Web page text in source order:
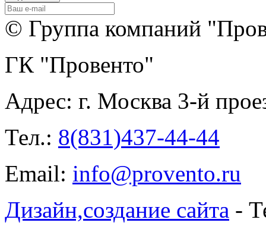
© Группа компаний
ГК "Провенто"
Адрес: г. Москва 3-й
Тел.: 8(831)437-44-44
Email: info@provento.ru
Дизайн,создание сайта -